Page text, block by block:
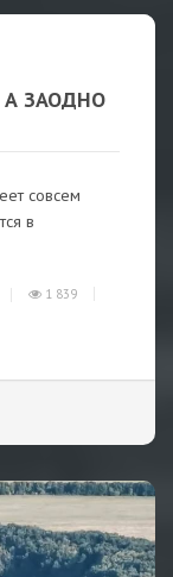
ЗАОДНО
совсем
в
1 839